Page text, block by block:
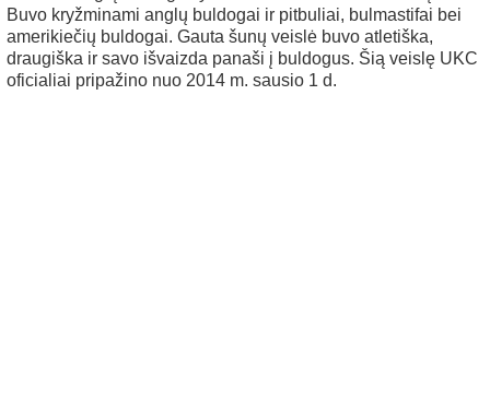
Buvo kryžminami anglų buldogai ir pitbuliai, bulmastifai bei
amerikiečių buldogai. Gauta šunų veislė buvo atletiška,
draugiška ir savo išvaizda panaši į buldogus. Šią veislę UKC
oficialiai pripažino nuo 2014 m. sausio 1 d.